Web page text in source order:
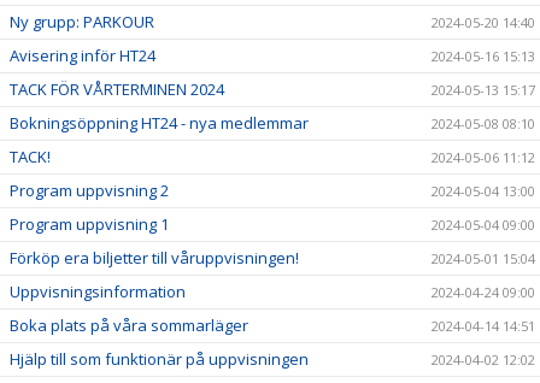
Ny grupp: PARKOUR 2024-05-20 14:40
Avisering inför HT24 2024-05-16 15:13
TACK FÖR VÅRTERMINEN 2024 2024-05-13 15:17
Bokningsöppning HT24 - nya medlemmar 2024-05-08 08:10
TACK! 2024-05-06 11:12
Program uppvisning 2 2024-05-04 13:00
Program uppvisning 1 2024-05-04 09:00
Förköp era biljetter till våruppvisningen! 2024-05-01 15:04
Uppvisningsinformation 2024-04-24 09:00
Boka plats på våra sommarläger 2024-04-14 14:51
Hjälp till som funktionär på uppvisningen
2024-04-02 12:02